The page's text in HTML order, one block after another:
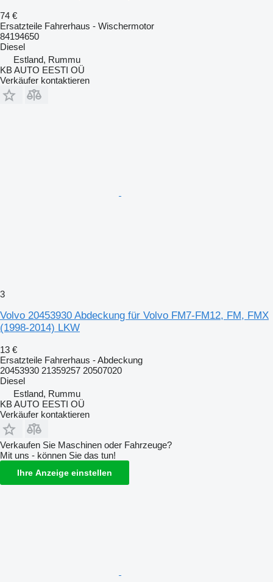
74 €
Ersatzteile Fahrerhaus - Wischermotor
84194650
Diesel
Estland, Rummu
KB AUTO EESTI OÜ
Verkäufer kontaktieren
3
Volvo 20453930 Abdeckung für Volvo FM7-FM12, FM, FMX
(1998-2014) LKW
13 €
Ersatzteile Fahrerhaus - Abdeckung
20453930 21359257 20507020
Diesel
Estland, Rummu
KB AUTO EESTI OÜ
Verkäufer kontaktieren
Verkaufen Sie Maschinen oder Fahrzeuge?
Mit uns - können Sie das tun!
Ihre Anzeige einstellen